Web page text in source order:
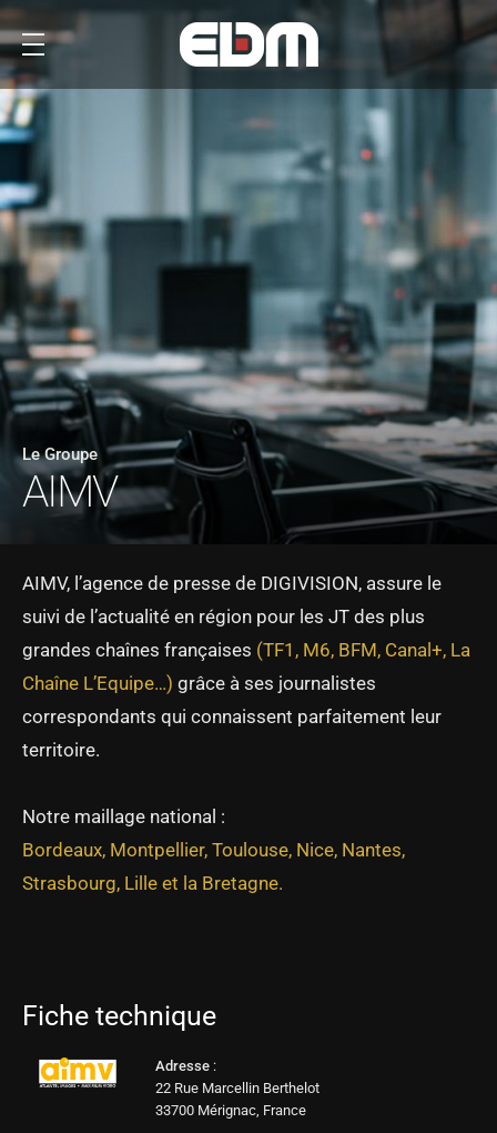
Le Groupe
AIMV
AIMV, l’agence de presse de DIGIVISION, assure le
suivi de l’actualité en région pour les JT des plus
grandes chaînes françaises (TF1, M6, BFM, Canal+, La
Chaîne L’Equipe…) grâce à ses journalistes
correspondants qui connaissent parfaitement leur
territoire.
Notre maillage national :
Bordeaux, Montpellier, Toulouse, Nice, Nantes,
Strasbourg, Lille et la Bretagne.
Fiche technique
Adresse:
22 Rue Marcellin Berthelot
33700 Mérignac, France